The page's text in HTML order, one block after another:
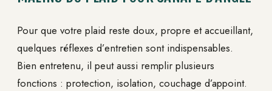
Pour que votre plaid reste doux, propre et accueillant,
quelques réflexes d’entretien sont indispensables.
Bien entretenu, il peut aussi remplir plusieurs
fonctions : protection, isolation, couchage d’appoint.